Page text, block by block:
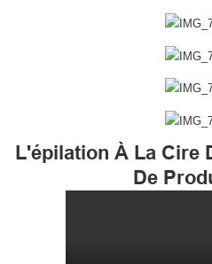
L'épilation À La Cire
De